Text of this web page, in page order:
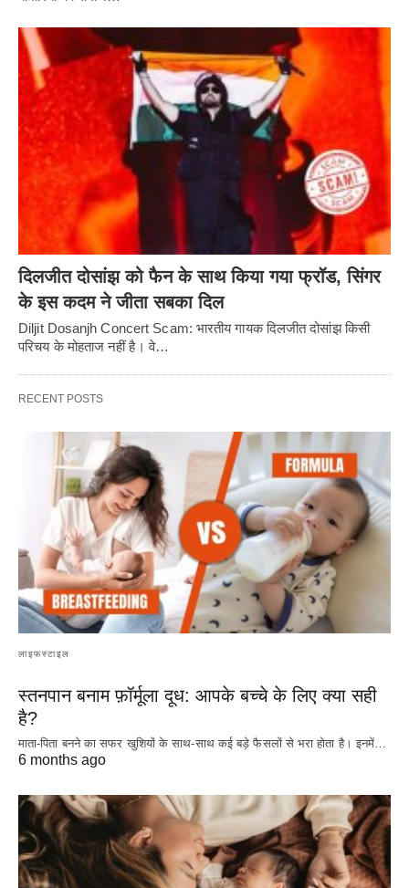
दिलजीत दोसांझ को फैन के साथ किया गया फ्रॉड, सिंगर
के इस कदम ने जीता सबका दिल
Diljit Dosanjh Concert Scam: भारतीय गायक दिलजीत दोसांझ किसी
परिचय के मोहताज नहीं है। वे…
RECENT POSTS
लाइफस्टाइल
स्तनपान बनाम फ़ॉर्मूला दूध: आपके बच्चे के लिए क्या सही
है?
माता-पिता बनने का सफर खुशियों के साथ-साथ कई बड़े फैसलों से भरा होता है। इनमें…
6 months ago